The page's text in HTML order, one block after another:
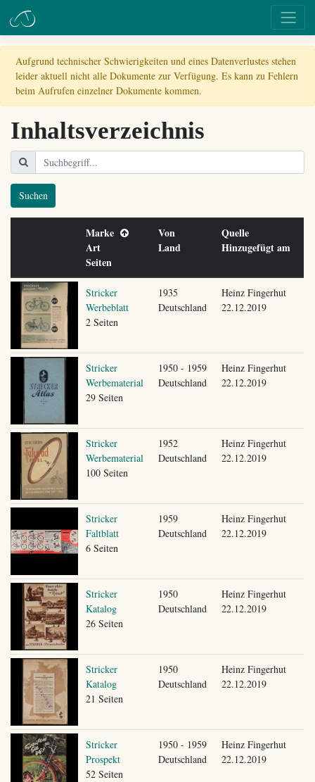
Aufgrund technischer Schwierigkeiten und eines Datenverlustes stehen
leider aktuell nicht alle Dokumente zur Verfügung. Es kann zu Fehlern
beim Aufrufen einzelner Dokumente kommen.
Inhaltsverzeichnis
Suchen
Marke
Art
Seiten
Von
Land
Quelle
Hinzugefügt am
Stricker
Werbeblatt
2 Seiten
1935
Deutschland
Heinz Fingerhut
22.12.2019
Stricker
Werbematerial
29 Seiten
1950 - 1959
Deutschland
Heinz Fingerhut
22.12.2019
Stricker
Werbematerial
100 Seiten
1952
Deutschland
Heinz Fingerhut
22.12.2019
Stricker
Faltblatt
6 Seiten
1959
Deutschland
Heinz Fingerhut
22.12.2019
Stricker
Katalog
26 Seiten
1950
Deutschland
Heinz Fingerhut
22.12.2019
Stricker
Katalog
21 Seiten
1950
Deutschland
Heinz Fingerhut
22.12.2019
Stricker
Prospekt
52 Seiten
1950 - 1959
Deutschland
Heinz Fingerhut
22.12.2019